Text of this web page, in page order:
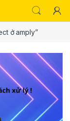
ở amply”